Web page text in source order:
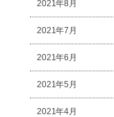
2021年8月
2021年7月
2021年6月
2021年5月
2021年4月